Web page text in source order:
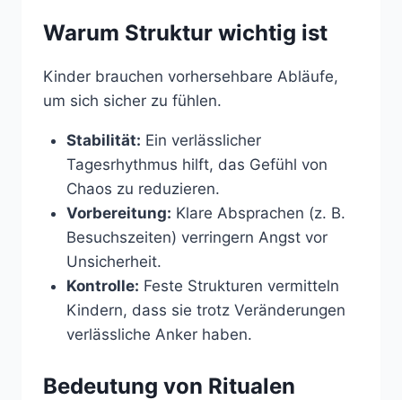
Warum Struktur wichtig ist
Kinder brauchen vorhersehbare Abläufe,
um sich sicher zu fühlen.
Stabilität: Ein verlässlicher
Tagesrhythmus hilft, das Gefühl von
Chaos zu reduzieren.
Vorbereitung: Klare Absprachen (z. B.
Besuchszeiten) verringern Angst vor
Unsicherheit.
Kontrolle: Feste Strukturen vermitteln
Kindern, dass sie trotz Veränderungen
verlässliche Anker haben.
Bedeutung von Ritualen